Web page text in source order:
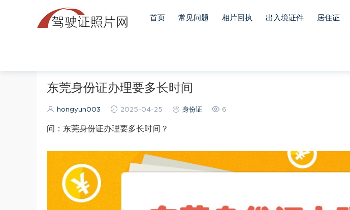
首页 常见问题 相片回执 出入境证件 居住证
东莞身份证办理要多长时间
hongyun003 2025-04-25 身份证 6
问：东莞身份证办理要多长时间？